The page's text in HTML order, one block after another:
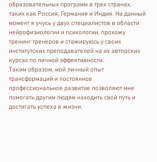
образовательных программ в трех странах,
таких как Россия, Германия и Индия. На данный
момент я учусь у двух специалистов в области
нейрофизиологии и психологии, прохожу
тренинг тренеров и стажируюсь у своих
институтских преподавателей на их авторских
курсах по личной эффективности.
Таким образом, мой личный опыт
трансформаций и постоянное
профессиональное развитие позволяют мне
помогать другим людям находить свой путь и
достигать успеха в жизни.